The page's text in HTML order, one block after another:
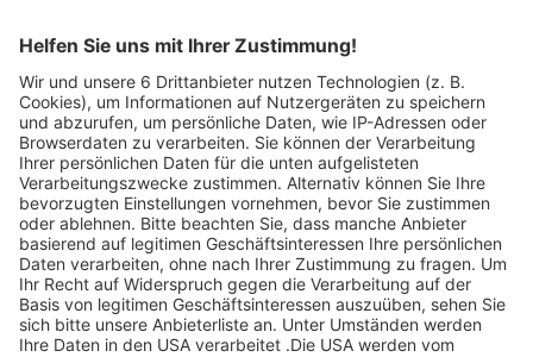
Artikel-ID: 3331 0
Gutschein für ein Scout-Schulranzen
Set
Buchhandlung Augustiniok